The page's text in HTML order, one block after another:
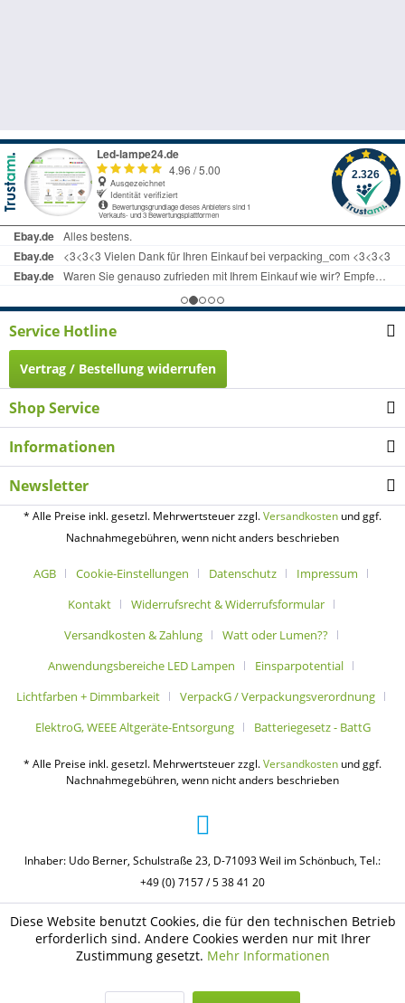
Service Hotline
Vertrag / Bestellung widerrufen
Shop Service
Informationen
Newsletter
* Alle Preise inkl. gesetzl. Mehrwertsteuer zzgl.Versandkosten und ggf.
Nachnahmegebühren, wenn nicht anders beschrieben
AGB Cookie-Einstellungen Datenschutz
Impressum
Kontakt
Widerrufsrecht & Widerrufsformular
Versandkosten & Zahlung
Watt oder Lumen??
Anwendungsbereiche LED Lampen
Einsparpotential
Lichtfarben + Dimmbarkeit
VerpackG / Verpackungsverordnung
ElektroG, WEEE Altgeräte-Entsorgung
Batteriegesetz - BattG
* Alle Preise inkl. gesetzl. Mehrwertsteuer zzgl.Versandkosten und ggf.
Nachnahmegebühren, wenn nicht anders beschrieben
Inhaber: Udo Berner, Schulstraße 23, D-71093 Weil im Schönbuch, Tel.:
+49 (0) 7157 / 5 38 41 20
Diese Website benutzt Cookies, die für den technischen Betrieb
erforderlich sind. Andere Cookies werden nur mit Ihrer
Zustimmung gesetzt. Mehr Informationen